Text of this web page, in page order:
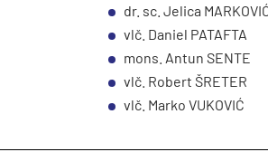
dr. sc. Jelica
vlč. Daniel PATAFTA
mons. Antun SENTE
vlč. Robert ŠRETER
vlč. Marko VUKOVIĆ